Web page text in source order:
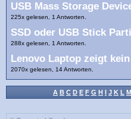
USB Mass Storage
225x gelesen, 1 Antworten.
SSD oder USB Stick
288x gelesen, 1 Antworten.
Lenovo Laptop zeigt
2070x gelesen, 14 Antworten.
A B C D E F G H I J K L M